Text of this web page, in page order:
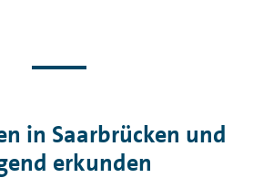
in Saarbrücken und
erkunden